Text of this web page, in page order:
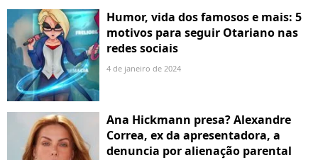
Humor, vida dos famosos e mais: 5
motivos para seguir Otariano nas
redes sociais
4 de janeiro de 2024
Ana Hickmann presa? Alexandre
Correa, ex da apresentadora, a
denuncia por alienação parental